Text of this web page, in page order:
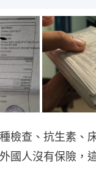
檢查、抗生素、
國人沒有保險，